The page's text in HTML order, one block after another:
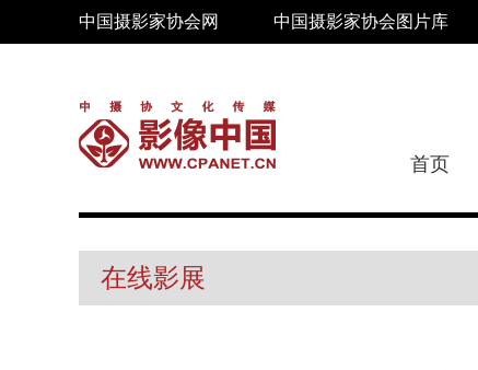
中国摄影家协会网 中国摄影家协会图片库
首页
在线影展